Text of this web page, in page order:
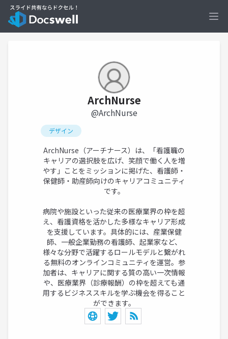
ArchNurse
@ArchNurse
デザイン
ArchNurse（アーチナース）は、「看護職の
キャリアの選択肢を広げ、笑顔で働く人を増
やす」ことをミッションに掲げた、看護師・
保健師・助産師向けのキャリアコミュニティ
です。
病院や施設といった従来の医療業界の枠を超
え、看護資格を活かした多様なキャリア形成
を支援しています。具体的には、産業保健
師、一般企業勤務の看護師、起業家など、
様々な分野で活躍するロールモデルと繋がれ
る無料のオンラインコミュニティを運営。参
加者は、キャリアに関する質の高い一次情報
や、医療業界（診療報酬）の枠を超えても通
用するビジネススキルを学ぶ機会を得ること
ができます。